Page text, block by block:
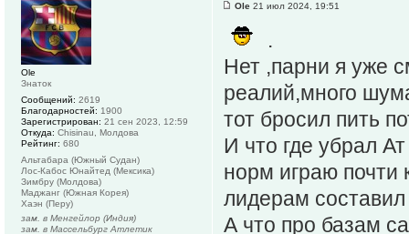
Ole 21 июл 2024, 19:51
.
Нет ,парни я уже
реалий,много
тот бросил пить
И что где убрал
норм играю почти
лидерам
А что про базам
Ole
Знаток
Сообщений: 2619
Благодарностей: 1900
Зарегистрирован: 21 сен 2023, 12:59
Откуда: Chisinau, Молдова
Рейтинг: 680
Альтабара (Южный Судан)
Лос-Кабос Юнайтед (Мексика)
Зимбру (Молдова)
Маджанг (Южная Корея)
Хаэн (Перу)
зам. в Менгейлор (Индия)
зам. в Массельбург Атлетик